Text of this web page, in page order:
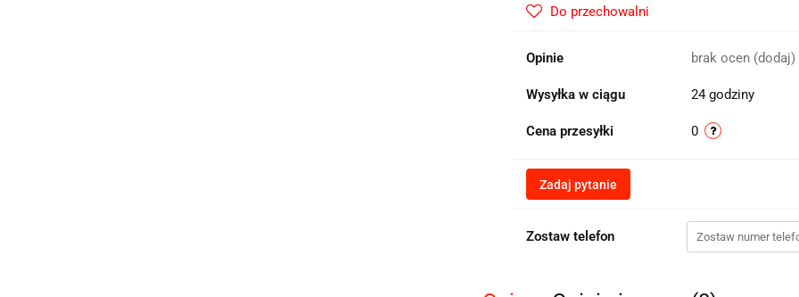
Do przechowalni
Opinie brak ocen (dodaj)
Wysyłka w ciągu 24 godziny
Cena przesyłki 0
Zadaj pytanie
Zostaw telefon